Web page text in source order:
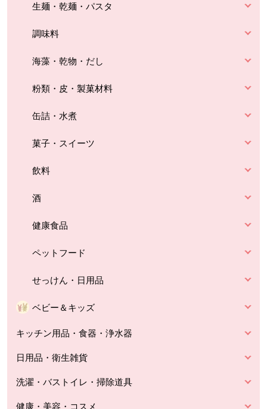
生麺・乾麺・パスタ
調味料
海藻・乾物・だし
粉類・皮・製菓材料
缶詰・水煮
菓子・スイーツ
飲料
酒
健康食品
ペットフード
せっけん・日用品
ベビー＆キッズ
キッチン用品・食器・浄水器
日用品・衛生雑貨
洗濯・バストイレ・掃除道具
健康・美容・コスメ